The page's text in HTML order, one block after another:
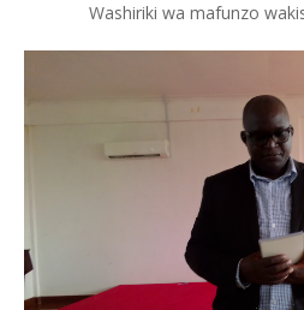
Washiriki wa mafunzo